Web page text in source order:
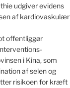
udgiver evidens
af kardiovaskulær
offentliggør
i Kina, som
af selen og
risikoen for kræft